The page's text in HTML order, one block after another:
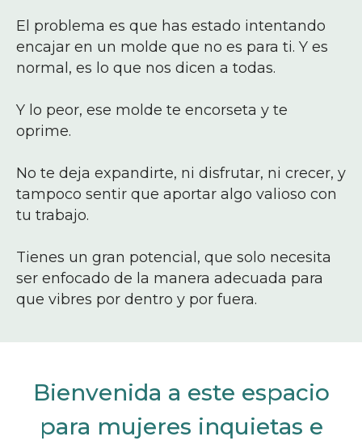
El problema es que has estado intentando
encajar en un molde que no es para ti. Y es
normal, es lo que nos dicen a todas.
Y lo peor, ese molde te encorseta y te
oprime.
No te deja expandirte, ni disfrutar, ni crecer, y
tampoco sentir que aportar algo valioso con
tu trabajo.
Tienes un gran potencial, que solo necesita
ser enfocado de la manera adecuada para
que vibres por dentro y por fuera.
Bienvenida a este espacio
para mujeres inquietas e